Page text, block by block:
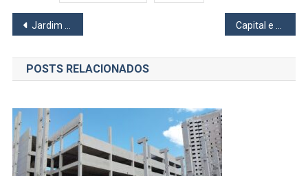
Navegação
de
Post
Jardim Mutinga em Osasco vai ganhar creche em período integral para 94 crianças
POSTS RELACIONADOS